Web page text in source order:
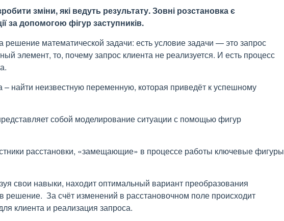
зміни, які ведуть результату. Зовні розстановка є
за допомогою фігур заступників.
решение математической задачи: есть условие задачи — это запрос
элемент, то, почему запрос клиента не реализуется. И есть процесс
– найти неизвестную переменную, которая приведёт к успешному
собой моделирование ситуации с помощью фигур
расстановки, «замещающие» в процессе работы ключевые фигуры
свои навыки, находит оптимальный вариант преобразования
решение. За счёт изменений в расстановочном поле происходит
клиента и реализация запроса.